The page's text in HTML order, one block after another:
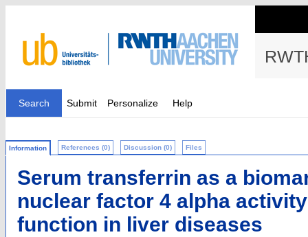
Search Submit Personalize Help
Information References (0) Discussion (0) Files
Serum transferrin as a
nuclear factor 4 alpha
function in liver diseases